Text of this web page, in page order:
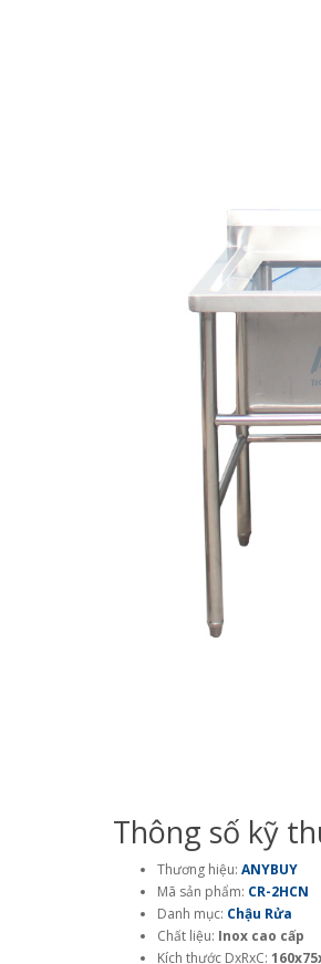
Thông số kỹ
Thương hiệu: ANYBUY
Mã sản phẩm: CR-2HCN
Danh mục: Chậu Rửa
Chất liệu: Inox cao cấp
Kích thước DxRxC: